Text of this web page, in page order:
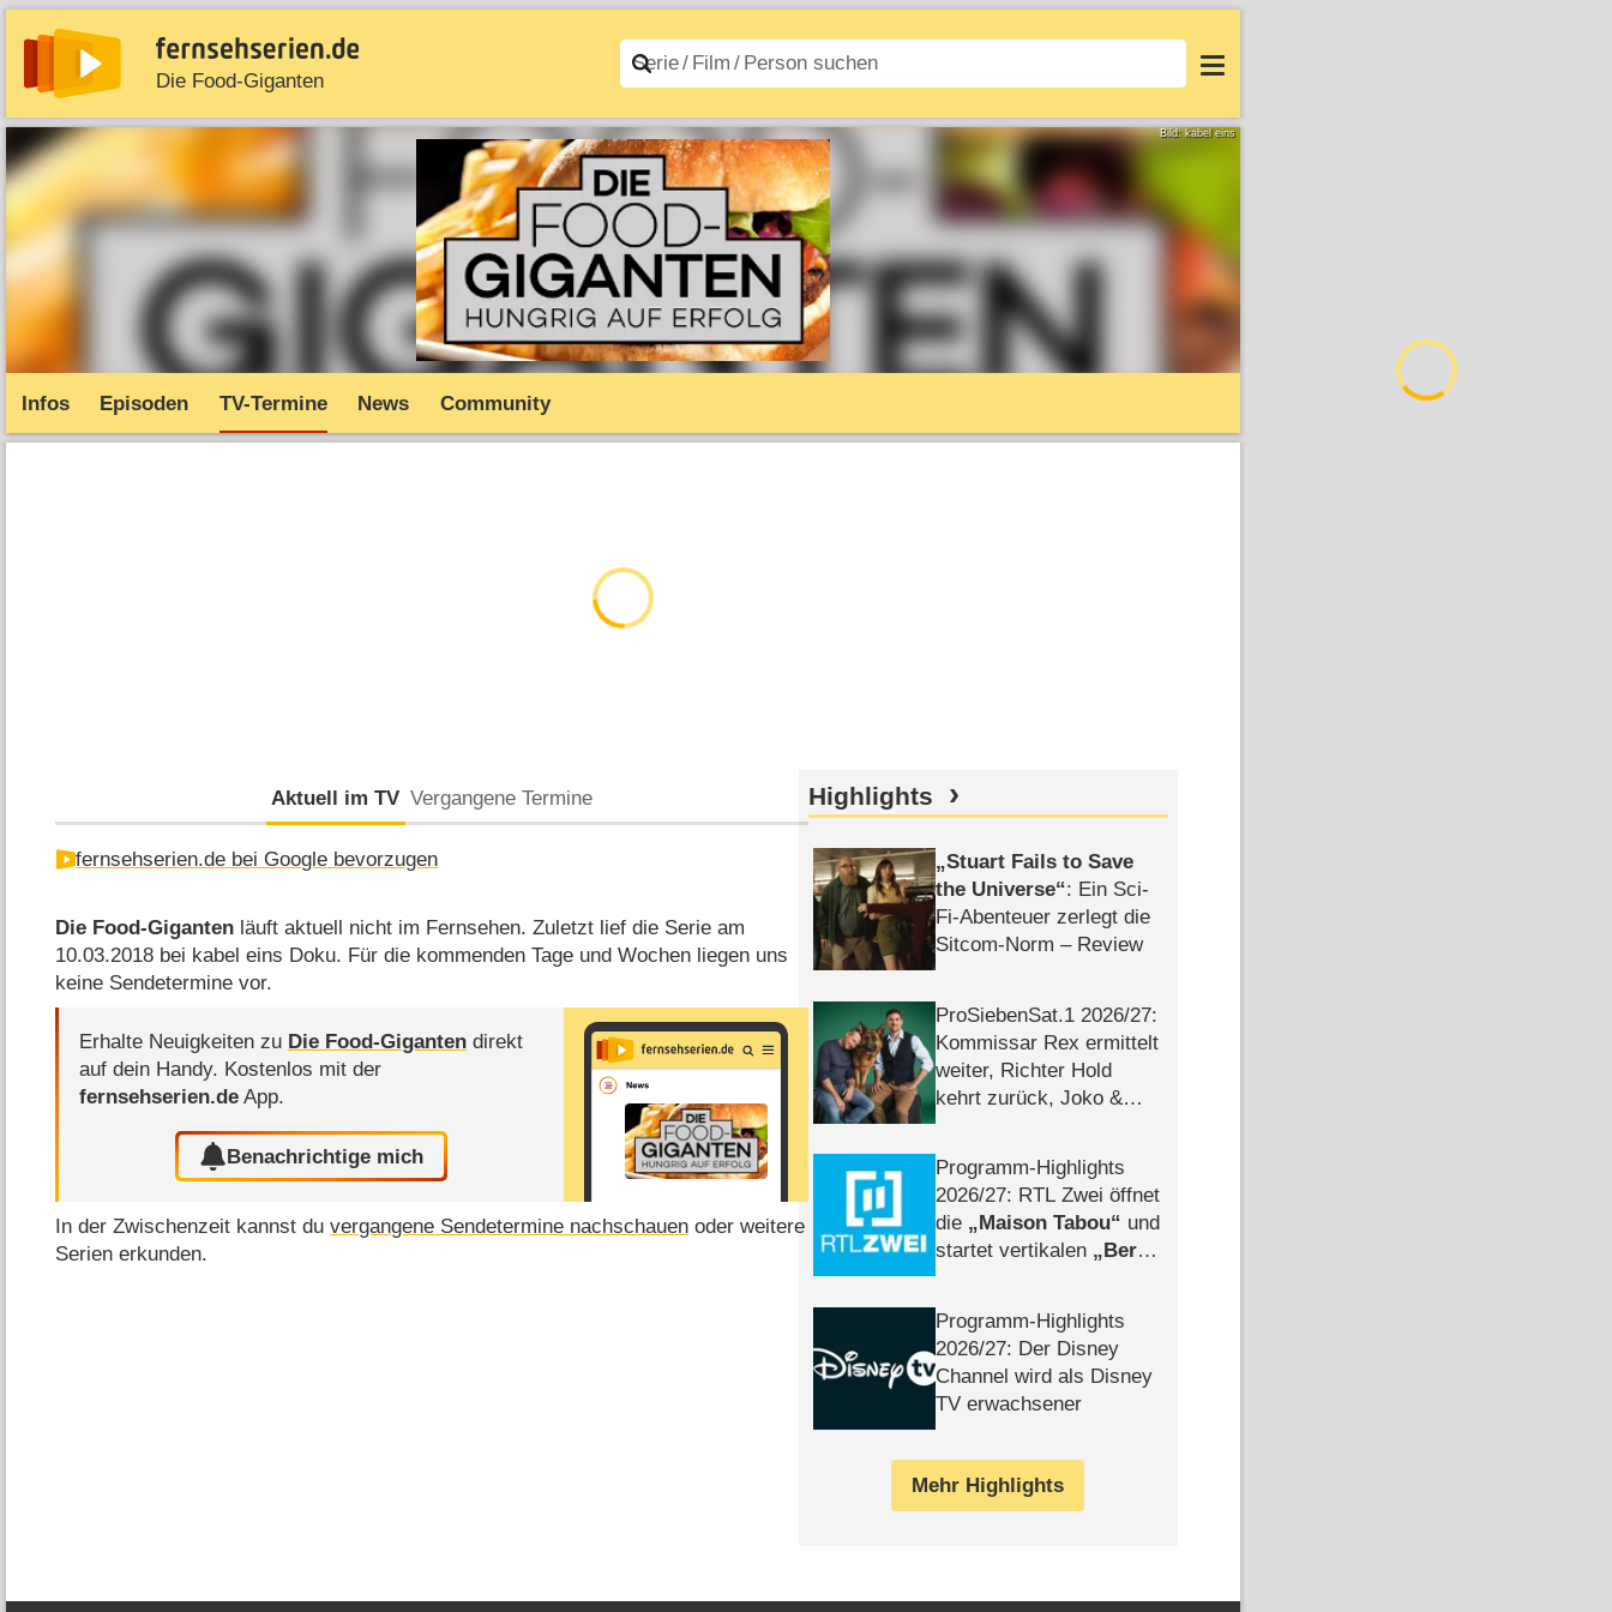
Die Food-Giganten
News Entdecken Streaming Filme A–Z Login
Bild: kabel eins
Infos Episoden TV-Termine News Community
Aktuell im TV Vergangene Termine
fernsehserien.de bei Google bevorzugen
Die Food-Giganten läuft aktuell nicht im Fernsehen. Zuletzt lief die Serie am
10.03.2018 bei kabel eins Doku. Für die kommenden Tage und Wochen liegen uns
keine Sendetermine vor.
Erhalte Neuigkeiten zu Die Food-Giganten direkt
auf dein Handy. Kostenlos mit der
fernsehserien.de App.
Benachrichtige mich
In der Zwischenzeit kannst duvergangene Sendetermine nachschauen oder weitere
Serien erkunden.
Highlights
Stuart Fails to Save
the Universe : Ein Sci-
Fi-Abenteuer zerlegt die
Sitcom-Norm – Review
ProSiebenSat.1 2026/​27:
Kommissar Rex ermittelt
weiter, Richter Hold
kehrt zurück, Joko &
Programm-Highlights
2026/​27: RTL Zwei öffnet
die
Maison Tabou
und
startet vertikalen
Berlin
Programm-Highlights
2026/​27: Der Disney
Channel wird als Disney
TV erwachsener
Mehr Highlights